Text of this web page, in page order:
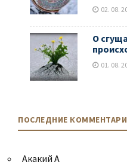
02. 08.
О
01. 08.
ПОСЛЕДНИЕ
Акакий А